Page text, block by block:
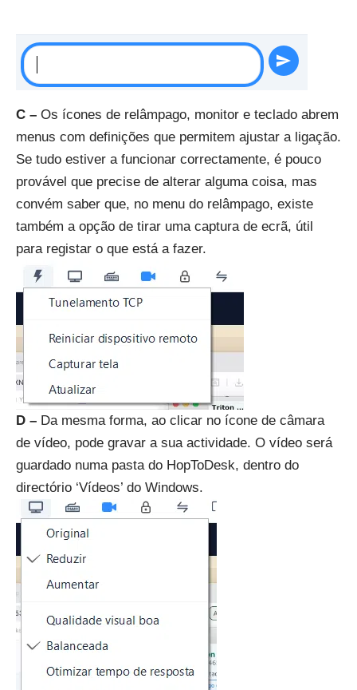
C – Os ícones de relâmpago, monitor e teclado abrem
menus com definições que permitem ajustar a ligação.
Se tudo estiver a funcionar correctamente, é pouco
provável que precise de alterar alguma coisa, mas
convém saber que, no menu do relâmpago, existe
também a opção de tirar uma captura de ecrã, útil
para registar o que está a fazer.
D – Da mesma forma, ao clicar no ícone de câmara
de vídeo, pode gravar a sua actividade. O vídeo será
guardado numa pasta do HopToDesk, dentro do
directório ‘Vídeos’ do Windows.